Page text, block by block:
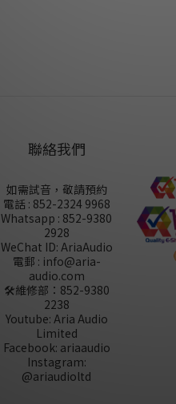
聯絡我們
如需試音，敬請預約
電話 : 852-2324 9968
Whatsapp : 852-9380
2928
WeChat ID: AriaAudio
電郵 : info@aria-
audio.com
🛠️維修部： 852-9380
2238
Youtube: Aria Audio
Limited
Facebook: ariaaudio
Instagram:
@ariaudioltd